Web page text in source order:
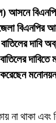
আসনে
বিএনপির
দাবি
দাবিতে
মনোনয়ন
না থাকা এবং